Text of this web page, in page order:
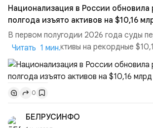
Национализация в России обновила
полгода изъято активов на $10,16
В первом полугодии 2026 года суды
государству активы на рекордные
подсчитали аналитики AK&M. Это в 2,5
чем за аналогичный период 2025 года
Всего зафиксировано 15
транзакций, которые обеспечили
объёма всего российского рынка
поглощений. Крупнейшей ...
Читать 1 мин.
0
БЕЛРУСИНФО